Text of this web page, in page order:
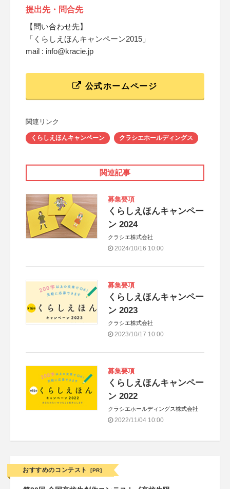
提出先・問合先
【問い合わせ先】
「くらしえほんキャンペーン2015」
mail : info@kracie.jp
公式ホームページ
関連リンク
くらしえほんキャンペーン クラシエホールディングス
関連記事
募集要項
くらしえほんキャンペー
ン 2024
クラシエ株式会社
2024/10/16 10:00
募集要項
くらしえほんキャンペー
ン 2023
クラシエ株式会社
2023/10/17 10:00
募集要項
くらしえほんキャンペー
ン 2022
クラシエホールディングス株式会社
2022/11/04 10:00
おすすめのコンテスト [PR]